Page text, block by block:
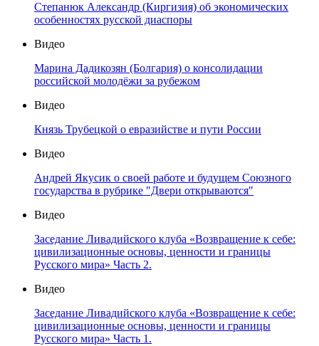
Степанюк Александр (Киргизия) об экономических
особенностях русской диаспоры
Видео
Марина Дадикозян (Болгария) о консолидации
российской молодёжи за рубежом
Видео
Князь Трубецкой о евразийстве и пути России
Видео
Андрей Якусик о своей работе и будущем Союзного
государства в рубрике "Двери открываются"
Видео
Заседание Ливадийского клуба «Возвращение к себе:
цивилизационные основы, ценности и границы
Русского мира» Часть 2.
Видео
Заседание Ливадийского клуба «Возвращение к себе:
цивилизационные основы, ценности и границы
Русского мира» Часть 1.